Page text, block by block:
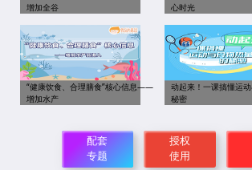
增加全谷
心时光
“健康饮食、合理膳食”核心信息——
增加水产
动起来！一课搞懂运
秘密
配套
专题
授权
使用